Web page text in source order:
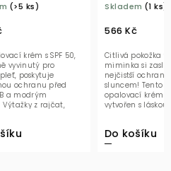
Citlivá pokožka vašeho
miminka si zaslouží tu
nejčistší ochranu pod
sluncem! Tento přírodní
opalovací krém SPF 50 byl
vytvořen s láskou pro jemnou